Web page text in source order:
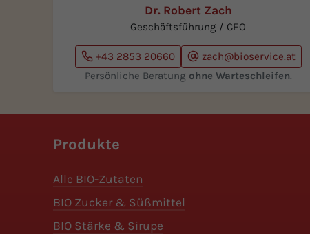
Dr. Robert Zach
Geschäftsführung / CEO
+43 2853 20660
zach@bioservice.at
Persönliche Beratung ohne Warteschleifen.
Produkte
Alle BIO-Zutaten
BIO Zucker & Süßmittel
BIO Stärke & Sirupe